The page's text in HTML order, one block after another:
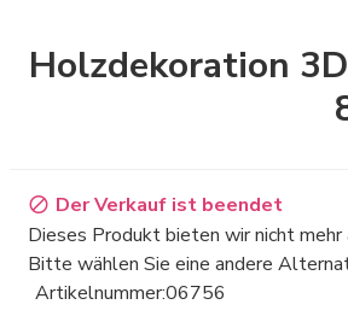
Holzdekoration
Der Verkauf ist beendet
Dieses Produkt bieten wir nicht mehr
Bitte wählen Sie eine andere
Artikelnummer:06756